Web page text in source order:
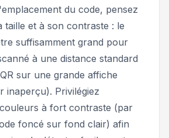
du code, pensez
taille et à son contraste : le
suffisamment grand pour
à une distance standard
sur une grande affiche
inaperçu). Privilégiez
à fort contraste (par
foncé sur fond clair) afin